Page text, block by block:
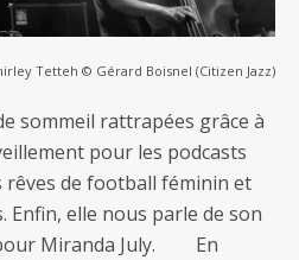
Tetteh © Gérard Boisnel (Citizen Jazz)
sommeil rattrapées grâce à
pour les podcasts
rêves de football féminin et
Enfin, elle nous parle de son
Miranda July. En